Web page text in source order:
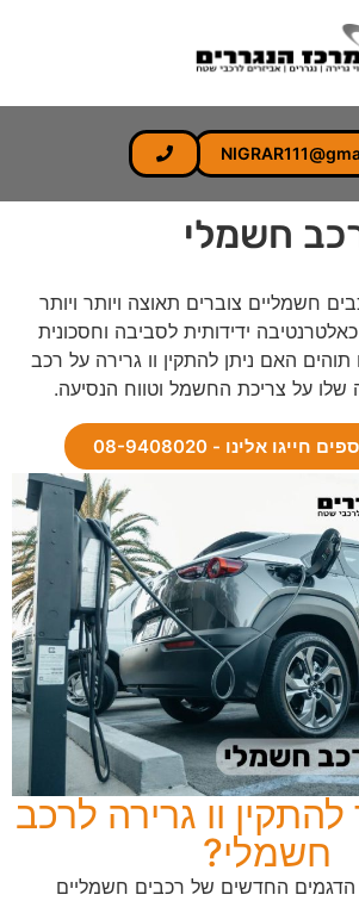
חשמלי
חשמליים צוברים תאוצה ויותר ויותר
ידידותית לסביבה וחסכונית
האם ניתן להתקין וו גרירה על רכב
על צריכת החשמל וטווח הנסיעה.
אלינו - 08-9408020
וו גרירה לרכב
חשמלי?
הדגמים החדשים של רכבים חשמליים